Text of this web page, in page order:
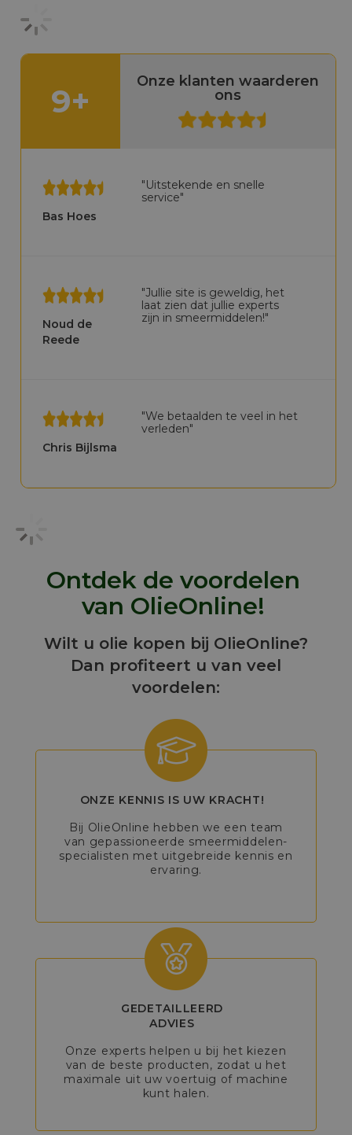
9+
Onze klanten waarderen
ons
Bas Hoes
"Uitstekende en snelle
service"
Noud de
Reede
"Jullie site is geweldig, het
laat zien dat jullie experts
zijn in smeermiddelen!"
Chris Bijlsma
"We betaalden te veel in het
verleden"
Ontdek de voordelen
van OlieOnline!
Wilt u olie kopen bij OlieOnline?
Dan profiteert u van veel
voordelen:
ONZE KENNIS IS UW KRACHT!
Bij OlieOnline hebben we een team
van gepassioneerde smeermiddelen-
specialisten met uitgebreide kennis en
ervaring.
GEDETAILLEERD
ADVIES
Onze experts helpen u bij het kiezen
van de beste producten, zodat u het
maximale uit uw voertuig of machine
kunt halen.